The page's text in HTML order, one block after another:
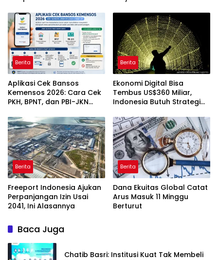
Berita
Aplikasi Cek Bansos
Kemensos 2026: Cara Cek
PKH, BPNT, dan PBI-JKN
Berita
Ekonomi Digital Bisa
Tembus US$360 Miliar,
Indonesia Butuh Strategi
Berita
Freeport Indonesia Ajukan
Perpanjangan Izin Usai
2041, Ini Alasannya
Berita
Dana Ekuitas Global Catat
Arus Masuk 11 Minggu
Berturut
Baca Juga
Chatib Basri: Institusi Kuat Tak Membeli